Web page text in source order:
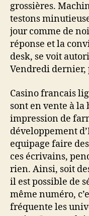
grossières.
testons
jour comme de
réponse et la
desk, se voit
Vendredi dernier,
Casino francais
sont en vente à la
impression de
développement
equipage faire
ces écrivains,
rien. Ainsi, soit
il est possible de
même numéro,
fréquente les